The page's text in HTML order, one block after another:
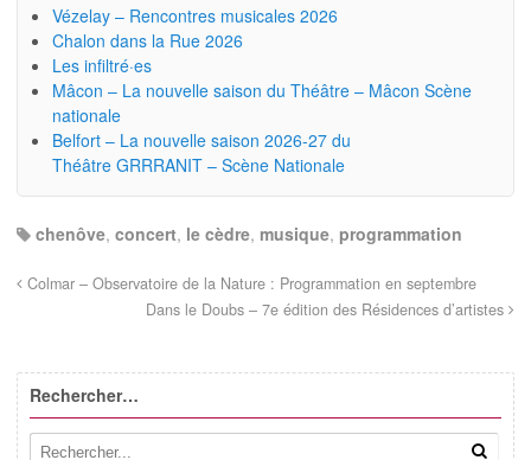
Vézelay – Rencontres musicales 2026
Chalon dans la Rue 2026
Les infiltré·es
Mâcon – La nouvelle saison du Théâtre – Mâcon Scène
nationale
Belfort – La nouvelle saison 2026-27 du
Théâtre GRRRANIT – Scène Nationale
chenôve, concert, le cèdre, musique, programmation
Colmar – Observatoire de la Nature : Programmation en septembre
Dans le Doubs – 7e édition des Résidences d’artistes
Rechercher…